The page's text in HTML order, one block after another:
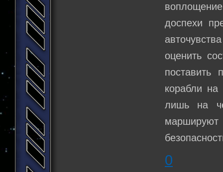
доспехи
оценить
поставить
корабли на
лишь на
маршируют
0